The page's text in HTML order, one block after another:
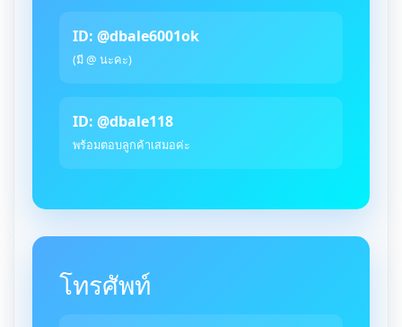
ID: @dbale6001ok
(มี @ นะคะ)
ID: @dbale118
พร้อมตอบลูกค้าเสมอค่ะ
โทรศัพท์